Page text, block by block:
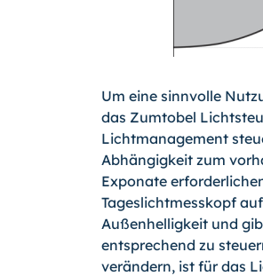
Um eine sinnvolle
das Zumtobel
Lichtmanagement
Abhängigkeit zum
Exponate
Tageslichtmesskopf
Außenhelligkeit und
entsprechend zu
verändern, ist für das